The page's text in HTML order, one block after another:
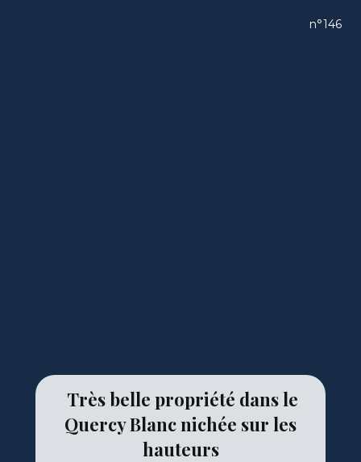
n°146
Très belle propriété dans le
Quercy Blanc nichée sur les
hauteurs